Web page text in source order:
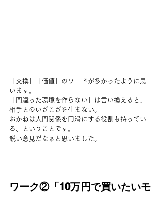
「交換」「価値」のワードが多かったように思
います。
「間違った環境を作らない」は言い換えると、
相手とのいざこざを生まない。
おかねは人間関係を円滑にする役割も持ってい
る、ということです。
鋭い意見だなぁと思いました。
ワーク②「10万円で買いたいモ